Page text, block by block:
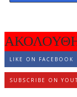
LIKE ON FACEBOOK
SUBSCRIBE ON